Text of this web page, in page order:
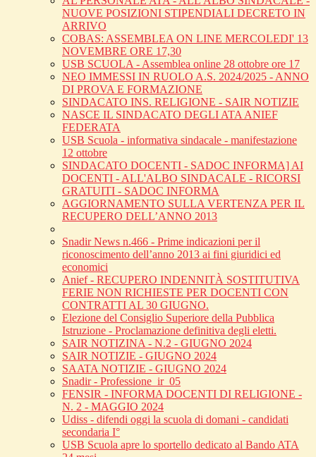
NUOVE POSIZIONI STIPENDIALI DECRETO IN
ARRIVO
COBAS: ASSEMBLEA ON LINE MERCOLEDI' 13
NOVEMBRE ORE 17,30
USB SCUOLA - Assemblea online 28 ottobre ore 17
NEO IMMESSI IN RUOLO A.S. 2024/2025 - ANNO
DI PROVA E FORMAZIONE
SINDACATO INS. RELIGIONE - SAIR NOTIZIE
NASCE IL SINDACATO DEGLI ATA ANIEF
FEDERATA
USB Scuola - informativa sindacale - manifestazione
12 ottobre
SINDACATO DOCENTI - SADOC INFORMA] AI
DOCENTI - ALL'ALBO SINDACALE - RICORSI
GRATUITI - SADOC INFORMA
AGGIORNAMENTO SULLA VERTENZA PER IL
RECUPERO DELL’ANNO 2013
Snadir News n.466 - Prime indicazioni per il
riconoscimento dell’anno 2013 ai fini giuridici ed
economici
Anief - RECUPERO INDENNITÀ SOSTITUTIVA
FERIE NON RICHIESTE PER DOCENTI CON
CONTRATTI AL 30 GIUGNO.
Elezione del Consiglio Superiore della Pubblica
Istruzione - Proclamazione definitiva degli eletti.
SAIR NOTIZINA - N.2 - GIUGNO 2024
SAIR NOTIZIE - GIUGNO 2024
SAATA NOTIZIE - GIUGNO 2024
Snadir - Professione_ir_05
FENSIR - INFORMA DOCENTI DI RELIGIONE -
N. 2 - MAGGIO 2024
Udiss - difendi oggi la scuola di domani - candidati
secondaria I°
USB Scuola apre lo sportello dedicato al Bando ATA